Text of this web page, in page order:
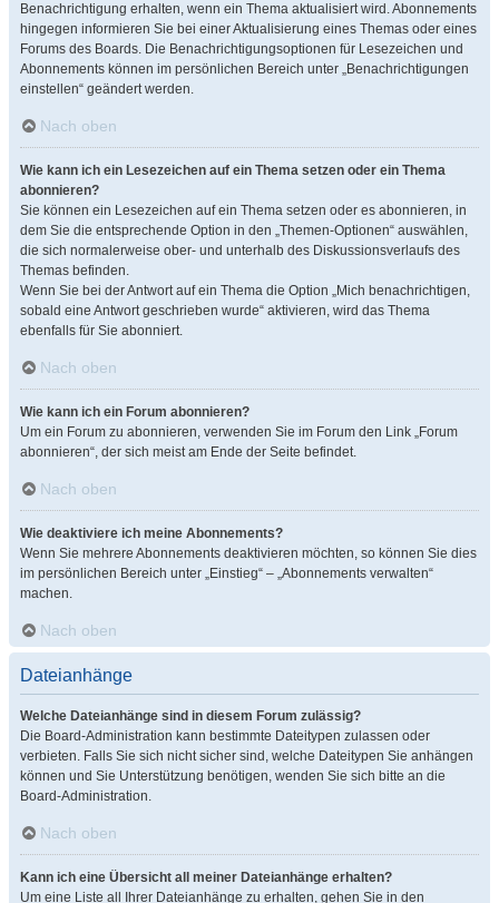
Benachrichtigung erhalten, wenn ein Thema aktualisiert wird. Abonnements
hingegen informieren Sie bei einer Aktualisierung eines Themas oder eines
Forums des Boards. Die Benachrichtigungsoptionen für Lesezeichen und
Abonnements können im persönlichen Bereich unter „Benachrichtigungen
einstellen“ geändert werden.
Nach oben
Wie kann ich ein Lesezeichen auf ein Thema setzen oder ein Thema
abonnieren?
Sie können ein Lesezeichen auf ein Thema setzen oder es abonnieren, in
dem Sie die entsprechende Option in den „Themen-Optionen“ auswählen,
die sich normalerweise ober- und unterhalb des Diskussionsverlaufs des
Themas befinden.
Wenn Sie bei der Antwort auf ein Thema die Option „Mich benachrichtigen,
sobald eine Antwort geschrieben wurde“ aktivieren, wird das Thema
ebenfalls für Sie abonniert.
Nach oben
Wie kann ich ein Forum abonnieren?
Um ein Forum zu abonnieren, verwenden Sie im Forum den Link „Forum
abonnieren“, der sich meist am Ende der Seite befindet.
Nach oben
Wie deaktiviere ich meine Abonnements?
Wenn Sie mehrere Abonnements deaktivieren möchten, so können Sie dies
im persönlichen Bereich unter „Einstieg“ – „Abonnements verwalten“
machen.
Nach oben
Dateianhänge
Welche Dateianhänge sind in diesem Forum zulässig?
Die Board-Administration kann bestimmte Dateitypen zulassen oder
verbieten. Falls Sie sich nicht sicher sind, welche Dateitypen Sie anhängen
können und Sie Unterstützung benötigen, wenden Sie sich bitte an die
Board-Administration.
Nach oben
Kann ich eine Übersicht all meiner Dateianhänge erhalten?
Um eine Liste all Ihrer Dateianhänge zu erhalten, gehen Sie in den